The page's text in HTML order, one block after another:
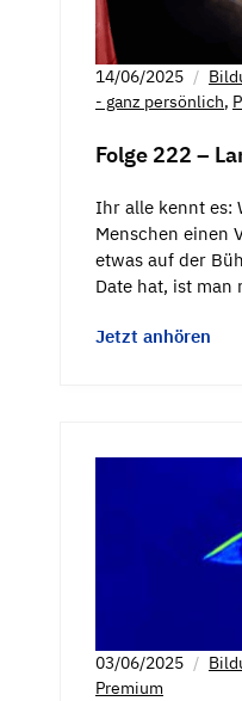
14/06/2025
- ganz persönlich,
Folge 222 –
Ihr alle kennt es:
Menschen einen
etwas auf der
Date hat, ist man
Jetzt anhören
03/06/2025
Premium